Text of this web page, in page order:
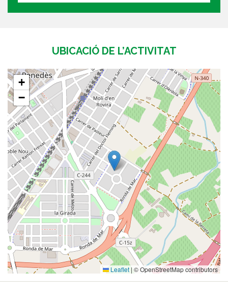
UBICACIÓ DE L’ACTIVITAT
+
−
Leaflet | © OpenStreetMap contributors